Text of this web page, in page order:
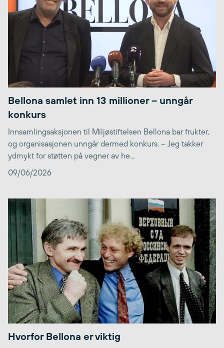
Bellona samlet inn 13 millioner – unngår
konkurs
Innsamlingsaksjonen til Miljøstiftelsen Bellona bar frukter,
og organisasjonen unngår dermed konkurs. – Jeg takker
ydmykt for støtten på vegner av he...
09/06/2026
Hvorfor Bellona er viktig